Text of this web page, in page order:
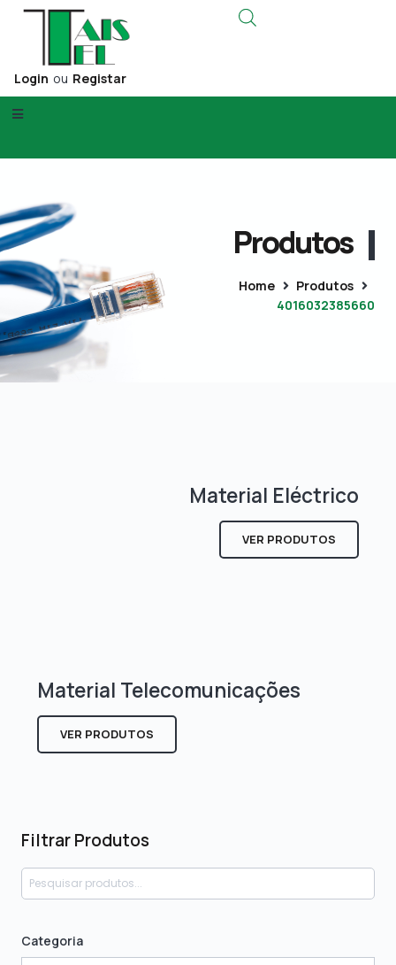
Login ou Registar
Produtos
Home
Produtos
4016032385660
Filtrar Produtos
Categoria
Material Eléctrico
VER PRODUTOS
Material Telecomunicações
VER PRODUTOS